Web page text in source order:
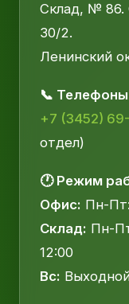
Склад, №
30/2.
Ленинский
📞
+7 (3452)
отдел)
🕐 Режим
Офис: Пн-
Склад: Пн-
12:00
Вс: